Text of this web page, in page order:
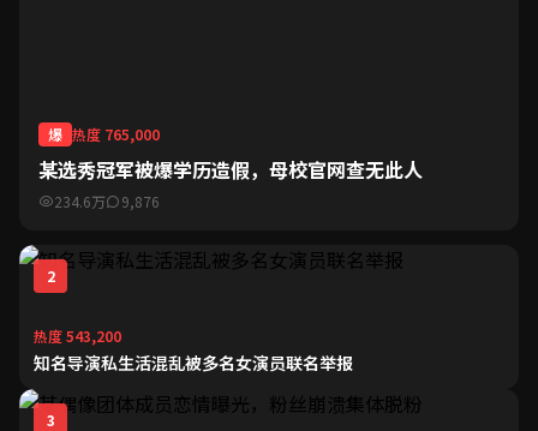
爆 热度 765,000
某选秀冠军被爆学历造假，母校官网查无此人
234.6万 9,876
2
热度 543,200
知名导演私生活混乱被多名女演员联名举报
3